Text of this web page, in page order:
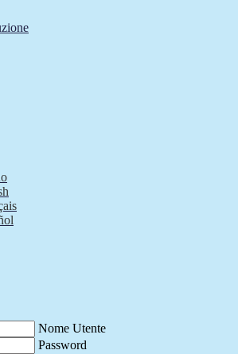
Nome Utente
Password